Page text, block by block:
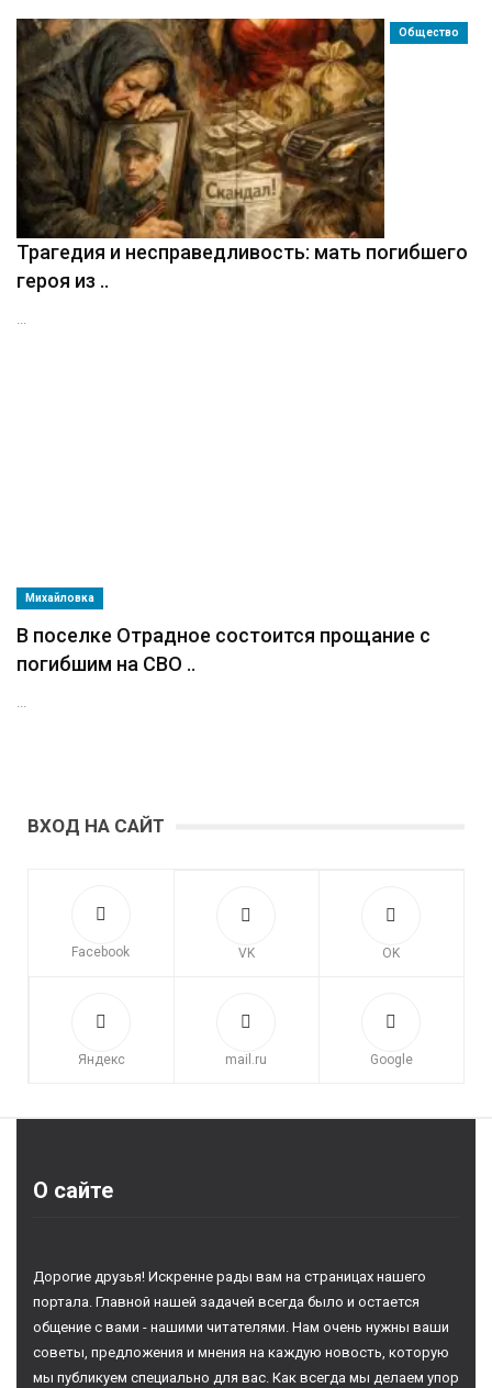
Общество
Трагедия и несправедливость: мать погибшего
героя из ..
...
Михайловка
В поселке Отрадное состоится прощание с
погибшим на СВО ..
...
ВХОД НА САЙТ
Facebook VK OK
Яндекс mail.ru Google
О сайте
Дорогие друзья! Искренне рады вам на страницах нашего
портала. Главной нашей задачей всегда было и остается
общение с вами - нашими читателями. Нам очень нужны ваши
советы, предложения и мнения на каждую новость, которую
мы публикуем специально для вас. Как всегда мы делаем упор